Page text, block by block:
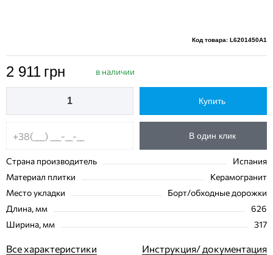
Код товара: L6201450A1
2 911 грн в наличии
Купить
В один клик
Страна производитель
Испания
Материал плитки
Керамогранит
Место укладки
Борт/обходные дорожки
Длина, мм
626
Ширина, мм
317
Все характеристики Инструкция/ документация